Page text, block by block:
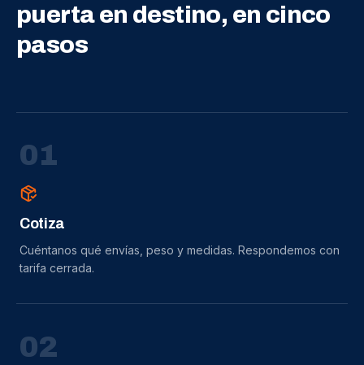
puerta en destino, en cinco
pasos
01
Cotiza
Cuéntanos qué envías, peso y medidas. Respondemos con
tarifa cerrada.
02